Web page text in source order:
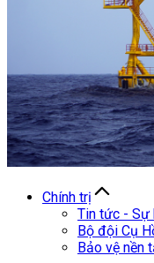
Chính trị
Tin tức - Sự
Bộ đội Cụ
Bảo vệ nền